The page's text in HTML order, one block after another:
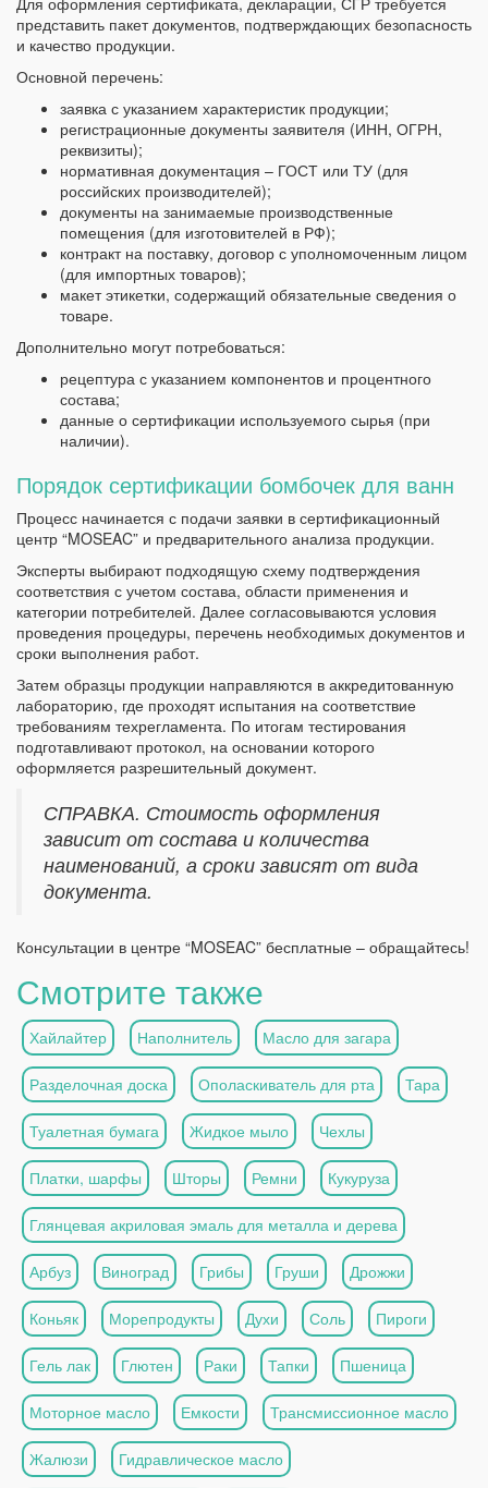
представить пакет документов, подтверждающих безопасность
и качество продукции.
Основной перечень:
заявка с указанием характеристик продукции;
регистрационные документы заявителя (ИНН, ОГРН,
реквизиты);
нормативная документация – ГОСТ или ТУ (для
российских производителей);
документы на занимаемые производственные
помещения (для изготовителей в РФ);
контракт на поставку, договор с уполномоченным лицом
(для импортных товаров);
макет этикетки, содержащий обязательные сведения о
товаре.
Дополнительно могут потребоваться:
рецептура с указанием компонентов и процентного
состава;
данные о сертификации используемого сырья (при
наличии).
Порядок сертификации бомбочек для ванн
Процесс начинается с подачи заявки в сертификационный
центр “MOSEAC” и предварительного анализа продукции.
Эксперты выбирают подходящую схему подтверждения
соответствия с учетом состава, области применения и
категории потребителей. Далее согласовываются условия
проведения процедуры, перечень необходимых документов и
сроки выполнения работ.
Затем образцы продукции направляются в аккредитованную
лабораторию, где проходят испытания на соответствие
требованиям техрегламента. По итогам тестирования
подготавливают протокол, на основании которого
оформляется разрешительный документ.
СПРАВКА. Стоимость оформления
зависит от состава и количества
наименований, а сроки зависят от вида
документа.
Консультации в центре “MOSEAC” бесплатные – обращайтесь!
Смотрите также
Хайлайтер Наполнитель Масло для загара
Разделочная доска Ополаскиватель для рта Тара
Туалетная бумага Жидкое мыло Чехлы
Платки, шарфы Шторы Ремни Кукуруза
Глянцевая акриловая эмаль для металла и дерева
Арбуз Виноград Грибы Груши Дрожжи
Коньяк Морепродукты Духи Соль Пироги
Гель лак Глютен Раки Тапки Пшеница
Моторное масло Емкости Трансмиссионное масло
Жалюзи Гидравлическое масло